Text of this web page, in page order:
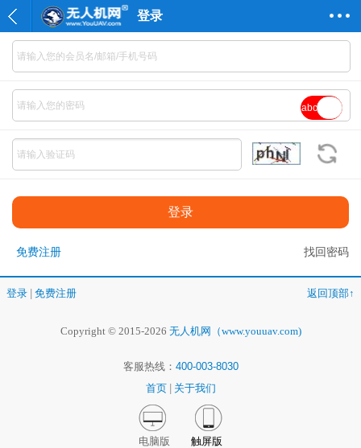
登录
abc
免费注册 找回密码
登录 免费注册 返回顶部↑
Copyright © 2015-2026 无人机网（www.youuav.com)
客服热线： 400-003-8030
首页
关于我们
电脑版 触屏版